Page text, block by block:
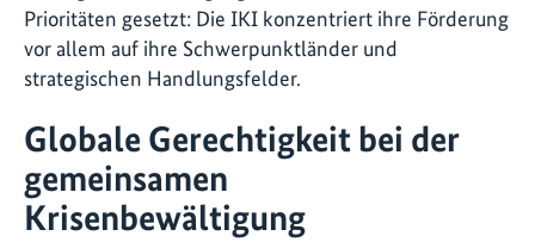
Prioritäten gesetzt: Die IKI konzentriert ihre Förderung
vor allem auf ihre Schwerpunktländer und
strategischen Handlungsfelder.
Globale Gerechtigkeit bei der
gemeinsamen
Krisenbewältigung